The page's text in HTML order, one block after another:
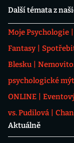
Další témata z
Moje Psychologie
Fantasy
Blesku
psychologické
ONLINE
vs. Pudilová
Aktuálně